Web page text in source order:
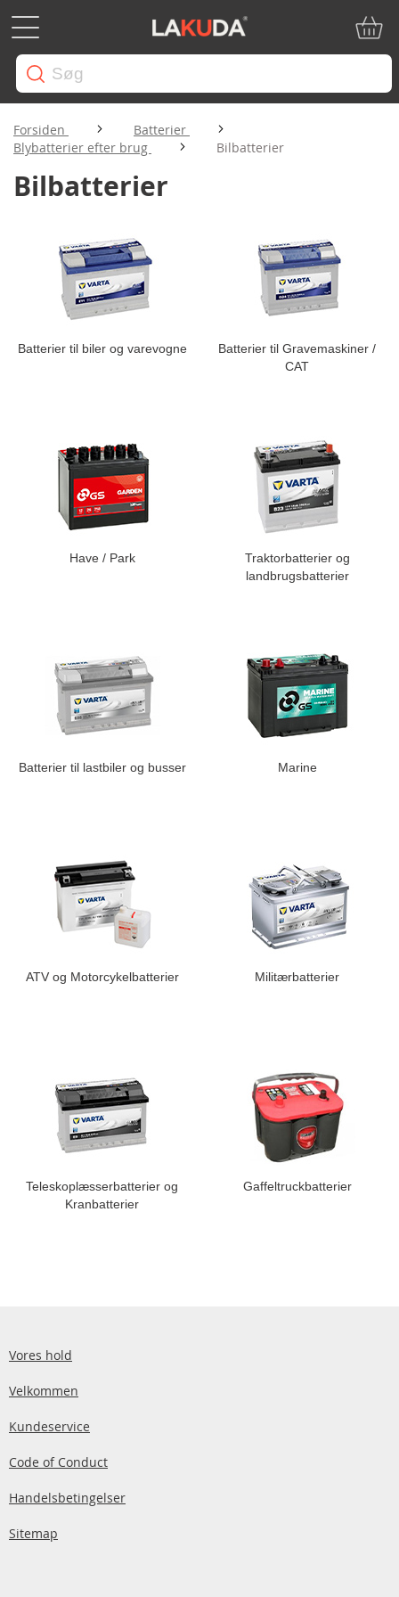
Forsiden
Batterier
Blybatterier efter brug
Bilbatterier
Bilbatterier
Batterier til biler og varevogne
Batterier til Gravemaskiner /
CAT
Have / Park
Traktorbatterier og
landbrugsbatterier
Batterier til lastbiler og busser Marine
ATV og Motorcykelbatterier Militærbatterier
Teleskoplæsserbatterier og
Kranbatterier
Gaffeltruckbatterier
Vores hold
Velkommen
Kundeservice
Code of Conduct
Handelsbetingelser
Sitemap